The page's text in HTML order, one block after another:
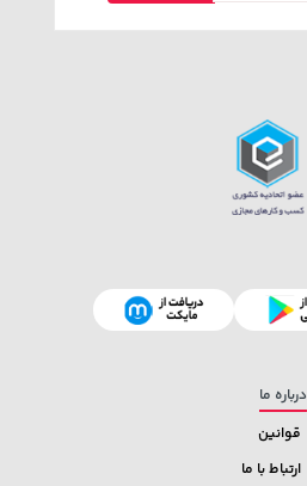
درباره ما
قوانین
ارتباط با ما